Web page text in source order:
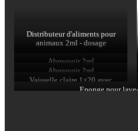
Distributeur d'aliments pour
animaux 2ml - dosage
Abreuvoir 2ml
Abreuvoir 2ml
Vaisselle claire 1×20 avec
épongeEponge pour